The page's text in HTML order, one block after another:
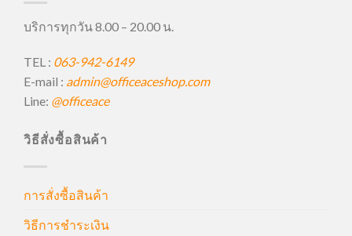
บริการทุกวัน 8.00 – 20.00 น.
TEL : 063-942-6149
E-mail : admin@officeaceshop.com
Line: @officeace
วิธีสั่งซื้อสินค้า
การสั่งซื้อสินค้า
วิธีการชำระเงิน